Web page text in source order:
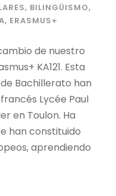
, BILINGÜISMO,
, ERASMUS+
de nuestro
KA121. Esta
Bachillerato han
Lycée Paul
en Toulon. Ha
han constituido
aprendiendo